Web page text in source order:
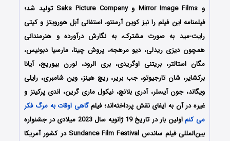
و Mirror Image Films و Saks Picture Company تولید شد؛
فیلمنامه این فیلم را نیز کوین آرمنتو، استفانی آبل هورویتز و کیتی
رایت-مید به صورت مشترک، به نگارش درآورده و هنرمندانی
همچون دیزی ریدلی، دیو مرهجه، پروش چینا، مارسیا دبونیس،
مگان استالتر، بریتنی اوگریدی، بری الرود، لورن بیوریج، آیانا
برکشایر، شان تارجیوتو، جب بریر، ریچ هینز، وین شامبری، رایلی
ویگاند، جون آیسلر، آدری بلانچ، نیکول ماری گرین، اندی پرکینز و
غیره در آن به ایفای نقش پرداخته‌اند؛ فیلمگاهی اوقات به مرگ فکر
می کنم
اولین بار در تاریخ 19 ژانویه سال 2023 میلادی در جشنواره
بین‌المللی فیلم ساندس Sundance Film Festival در کشور آمریکا